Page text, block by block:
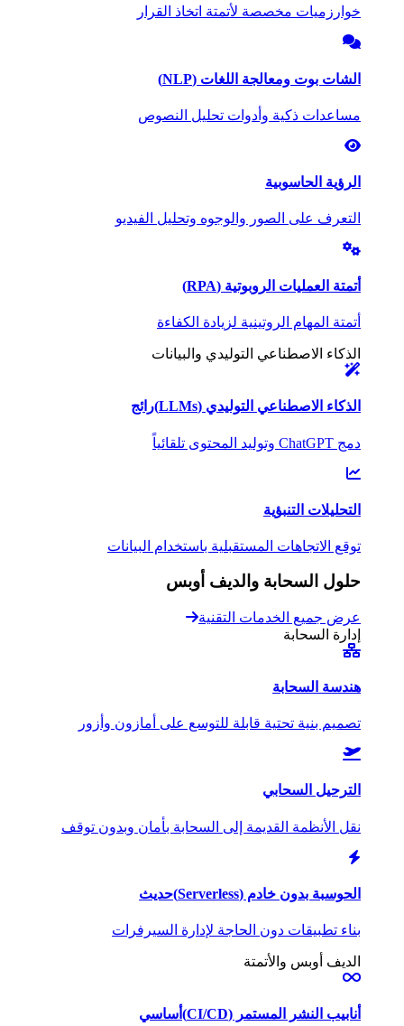
خوارزميات مخصصة لأتمتة اتخاذ القرار
الشات بوت ومعالجة اللغات (NLP)
مساعدات ذكية وأدوات تحليل النصوص
الرؤية الحاسوبية
التعرف على الصور والوجوه وتحليل الفيديو
أتمتة العمليات الروبوتية (RPA)
أتمتة المهام الروتينية لزيادة الكفاءة
الذكاء الاصطناعي التوليدي والبيانات
الذكاء الاصطناعي التوليدي (LLMs) رائج
دمج ChatGPT وتوليد المحتوى تلقائياً
التحليلات التنبؤية
توقع الاتجاهات المستقبلية باستخدام البيانات
حلول السحابة والديف أوبس
عرض جميع الخدمات التقنية
إدارة السحابة
هندسة السحابة
تصميم بنية تحتية قابلة للتوسع على أمازون وأزور
الترحيل السحابي
نقل الأنظمة القديمة إلى السحابة بأمان وبدون توقف
الحوسبة بدون خادم (Serverless) حديث
بناء تطبيقات دون الحاجة لإدارة السيرفرات
الديف أوبس والأتمتة
أنابيب النشر المستمر (CI/CD) أساسي